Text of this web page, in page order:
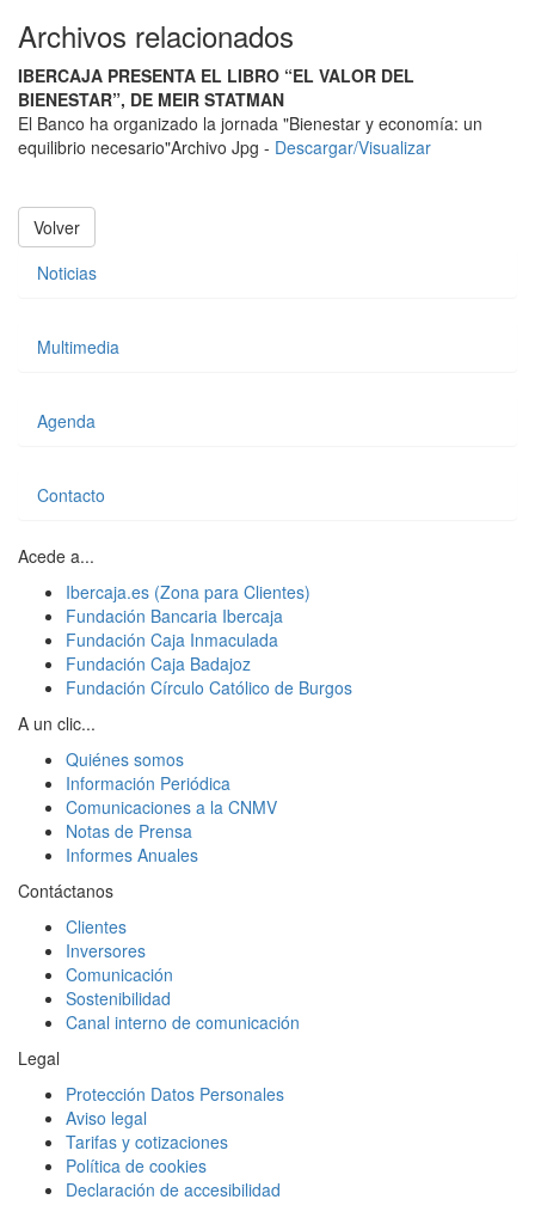
Archivos relacionados
IBERCAJA PRESENTA EL LIBRO “EL VALOR DEL
BIENESTAR”, DE MEIR STATMAN
El Banco ha organizado la jornada "Bienestar y economía: un
equilibrio necesario"Archivo Jpg - Descargar/Visualizar
Volver
Noticias
Multimedia
Agenda
Contacto
Acede a...
Ibercaja.es (Zona para Clientes)
Fundación Bancaria Ibercaja
Fundación Caja Inmaculada
Fundación Caja Badajoz
Fundación Círculo Católico de Burgos
A un clic...
Quiénes somos
Información Periódica
Comunicaciones a la CNMV
Notas de Prensa
Informes Anuales
Contáctanos
Clientes
Inversores
Comunicación
Sostenibilidad
Canal interno de comunicación
Legal
Protección Datos Personales
Aviso legal
Tarifas y cotizaciones
Política de cookies
Declaración de accesibilidad